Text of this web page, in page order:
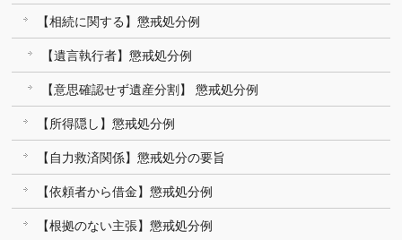
【相続に関する】懲戒処分例
【遺言執行者】懲戒処分例
【意思確認せず遺産分割】 懲戒処分例
【所得隠し】懲戒処分例
【自力救済関係】懲戒処分の要旨
【依頼者から借金】懲戒処分例
【根拠のない主張】懲戒処分例